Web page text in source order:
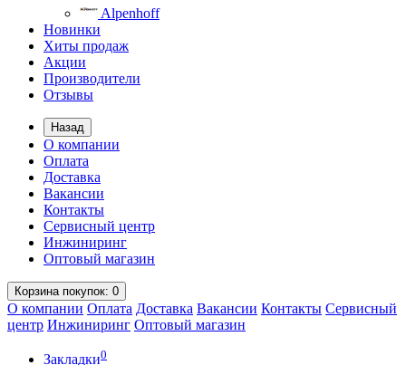
Alpenhoff
Новинки
Хиты продаж
Акции
Производители
Отзывы
Назад
О компании
Оплата
Доставка
Вакансии
Контакты
Сервисный центр
Инжиниринг
Оптовый магазин
Корзинапокупок: 0
О компании Оплата Доставка Вакансии Контакты Сервисный
центр Инжиниринг Оптовый магазин
Закладки0